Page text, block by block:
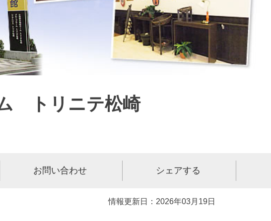
トリニテ松崎
お問い合わせ シェアする
情報更新日：2026年03月19日